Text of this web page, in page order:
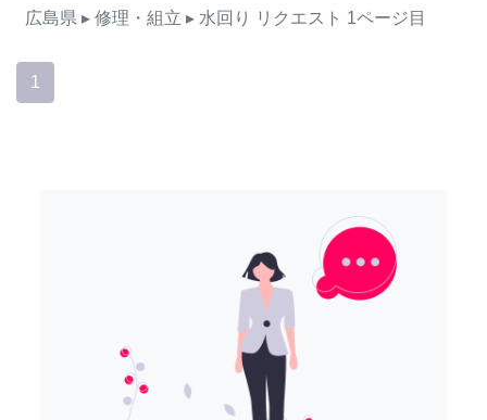
広島県 ▸ 修理・組立 ▸ 水回り リクエスト 1ページ目
1